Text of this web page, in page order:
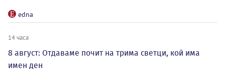
edna
14 часа
8 август: Отдаваме почит на трима светци, кой има
имен ден